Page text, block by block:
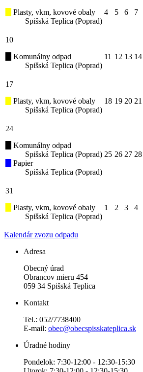
Plasty, vkm, kovové obaly
Spišská Teplica (Poprad)
4 5 6 7
10
Komunálny odpad
Spišská Teplica (Poprad)
11 12 13 14
17
Plasty, vkm, kovové obaly
Spišská Teplica (Poprad)
18 19 20 21
24
Komunálny odpad
Spišská Teplica (Poprad)
Papier
Spišská Teplica (Poprad)
25 26 27 28
31
Plasty, vkm, kovové obaly
Spišská Teplica (Poprad)
1 2 3 4
Kalendár zvozu odpadu
Adresa
Obecný úrad
Obrancov mieru 454
059 34 Spišská Teplica
Kontakt
Tel.: 052/7738400
E-mail: obec@obecspisskateplica.sk
Úradné hodiny
Pondelok: 7:30-12:00 - 12:30-15:30